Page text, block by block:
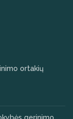
ortakių